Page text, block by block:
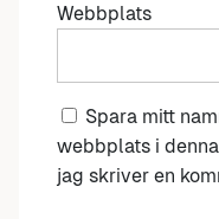
Webbplats
Spara mitt
webbplats i
jag skriver en